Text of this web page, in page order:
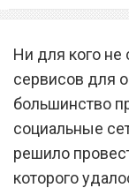
все без
Ни для кого не
сервисов для
большинство
социальные
решило
которого